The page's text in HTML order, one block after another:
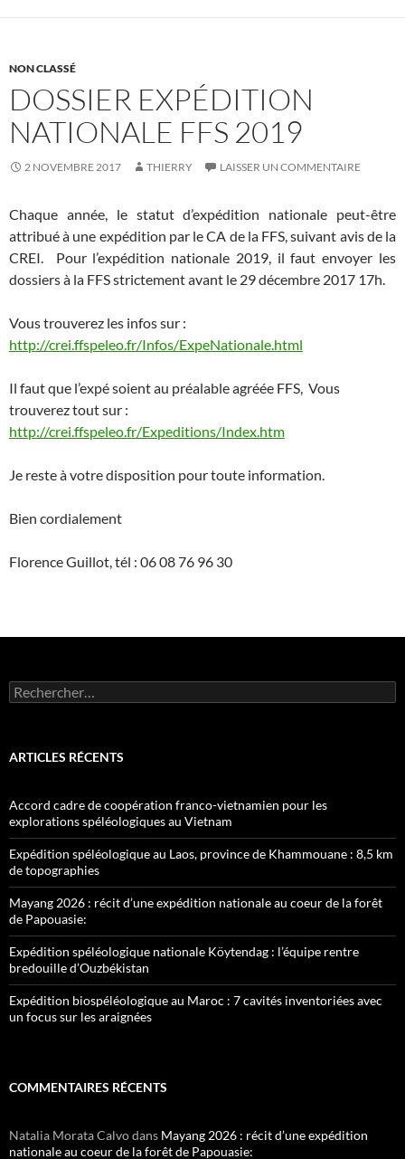
NON CLASSÉ
DOSSIER EXPÉDITION
NATIONALE FFS 2019
2 NOVEMBRE 2017 THIERRY LAISSER UN COMMENTAIRE
Chaque année, le statut d’expédition nationale peut-être
attribué à une expédition par le CA de la FFS, suivant avis de la
CREI. Pour l’expédition nationale 2019, il faut envoyer les
dossiers à la FFS strictement avant le 29 décembre 2017 17h.
Vous trouverez les infos sur :
http://crei.ffspeleo.fr/Infos/ExpeNationale.html
Il faut que l’expé soient au préalable agréée FFS, Vous
trouverez tout sur :
http://crei.ffspeleo.fr/Expeditions/Index.htm
Je reste à votre disposition pour toute information.
Bien cordialement
Florence Guillot, tél : 06 08 76 96 30
Rechercher :
ARTICLES RÉCENTS
Accord cadre de coopération franco-vietnamien pour les
explorations spéléologiques au Vietnam
Expédition spéléologique au Laos, province de Khammouane : 8,5 km
de topographies
Mayang 2026 : récit d’une expédition nationale au coeur de la forêt
de Papouasie:
Expédition spéléologique nationale Köytendag : l’équipe rentre
bredouille d’Ouzbékistan
Expédition biospéléologique au Maroc : 7 cavités inventoriées avec
un focus sur les araignées
COMMENTAIRES RÉCENTS
Natalia Morata Calvodans Mayang 2026 : récit d’une expédition
nationale au coeur de la forêt de Papouasie: